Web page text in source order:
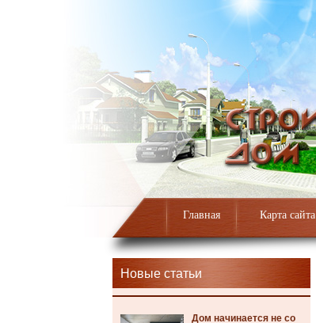
Главная Карта сайта
Новые статьи
Дом начинается не со